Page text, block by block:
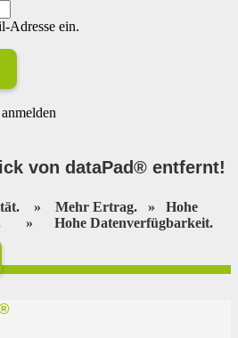
Adresse ein.
von dataPad® entfernt!
» Mehr Ertrag. »
Hohe
» Hohe Datenverfügbarkeit.